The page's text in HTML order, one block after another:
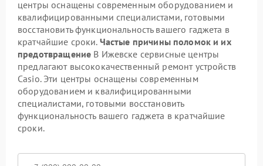
центры оснащены современным оборудованием и
квалифицированными специалистами, готовыми
восстановить функциональность вашего гаджета в
кратчайшие сроки. Частые причины поломок и их
предотвращение В Ижевске сервисные центры
предлагают высококачественный ремонт устройств
Casio. Эти центры оснащены современным
оборудованием и квалифицированными
специалистами, готовыми восстановить
функциональность вашего гаджета в кратчайшие
сроки.